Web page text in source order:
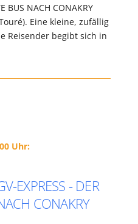
BUS NACH CONAKRY
Eine kleine, zufällig
Reisender begibt sich in
Uhr:
EXPRESS - DER
CONAKRY